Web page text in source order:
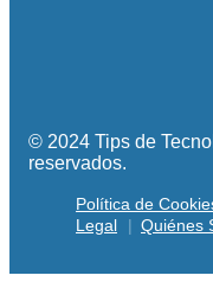
© 2024 Tips de
reservados.
Política de
Legal
Quiénes